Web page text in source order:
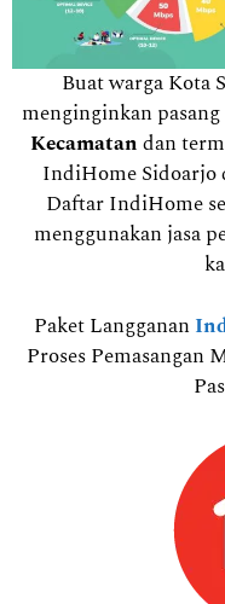
Buat warga Kota
menginginkan pasang
Kecamatandan
IndiHome Sidoarjo
Daftar IndiHome
menggunakan jasa
Paket Langganan
Proses Pemasangan